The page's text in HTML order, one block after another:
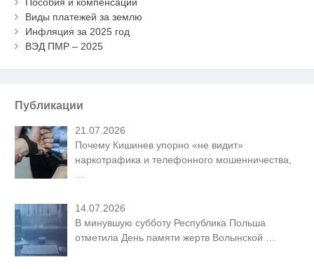
Пособия и компенсации
Виды платежей за землю
Инфляция за 2025 год
ВЭД ПМР – 2025
Публикации
21.07.2026
Почему Кишинев упорно «не видит»
наркотрафика и телефонного мошенничества,
14.07.2026
В минувшую субботу Республика Польша
отметила День памяти жертв Волынской